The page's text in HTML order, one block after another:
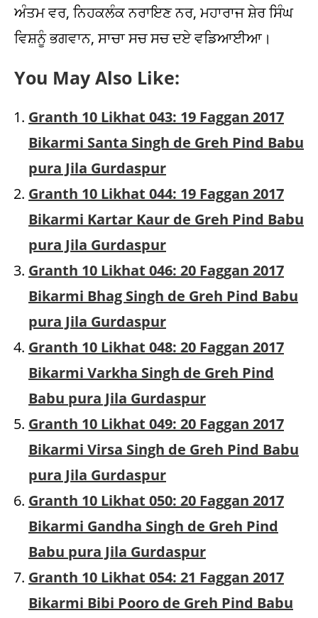
ਅੰਤਮ ਵਰ, ਨਿਹਕਲੰਕ ਨਰਾਇਣ ਨਰ, ਮਹਾਰਾਜ ਸ਼ੇਰ ਸਿੰਘ
ਵਿਸ਼ਨੂੰ ਭਗਵਾਨ, ਸਾਚਾ ਸਚ ਸਚ ਦਏ ਵਡਿਆਈਆ।
You May Also Like:
Granth 10 Likhat 043: 19 Faggan 2017
Bikarmi Santa Singh de Greh Pind Babu
pura Jila Gurdaspur
Granth 10 Likhat 044: 19 Faggan 2017
Bikarmi Kartar Kaur de Greh Pind Babu
pura Jila Gurdaspur
Granth 10 Likhat 046: 20 Faggan 2017
Bikarmi Bhag Singh de Greh Pind Babu
pura Jila Gurdaspur
Granth 10 Likhat 048: 20 Faggan 2017
Bikarmi Varkha Singh de Greh Pind
Babu pura Jila Gurdaspur
Granth 10 Likhat 049: 20 Faggan 2017
Bikarmi Virsa Singh de Greh Pind Babu
pura Jila Gurdaspur
Granth 10 Likhat 050: 20 Faggan 2017
Bikarmi Gandha Singh de Greh Pind
Babu pura Jila Gurdaspur
Granth 10 Likhat 054: 21 Faggan 2017
Bikarmi Bibi Pooro de Greh Pind Babu